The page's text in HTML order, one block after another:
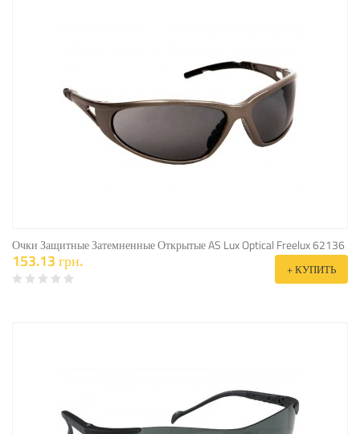
Очки Защитные Затемненные Открытые AS Lux Optical Freelux 62136
153.13 грн. + КУПИТЬ